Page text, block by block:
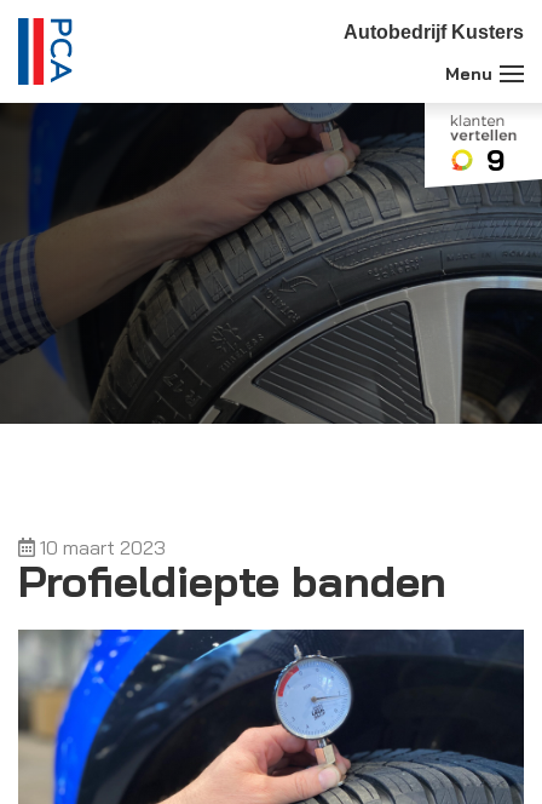
Autobedrijf Kusters
9
10 maart 2023
Profieldiepte banden